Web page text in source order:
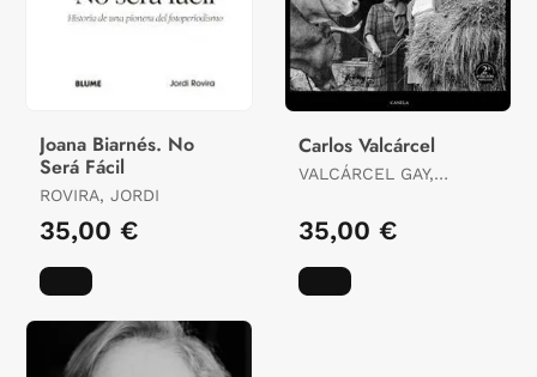
Joana Biarnés. No
Será Fácil
ROVIRA, JORDI
35,00 €
Carlos Valcárcel
VALCÁRCEL GAY,
35,00 €